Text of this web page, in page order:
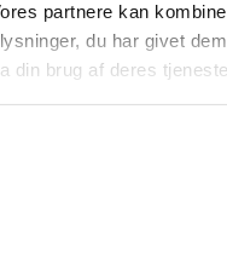
partnere kan
du har givet
din brug af deres
også kunne